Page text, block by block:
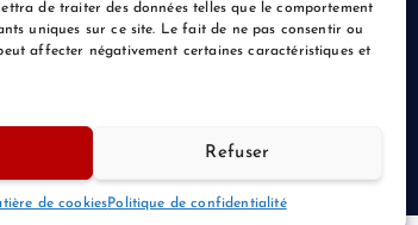
de traiter des données telles que le comportement
uniques sur ce site. Le fait de ne pas consentir ou
affecter négativement certaines caractéristiques et
Refuser
de cookiesPolitique de confidentialité
Retour au Sommet